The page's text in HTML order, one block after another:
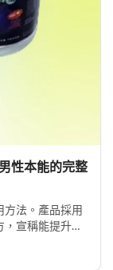
性本能的完整
方法。產品採用
宣稱能提升男